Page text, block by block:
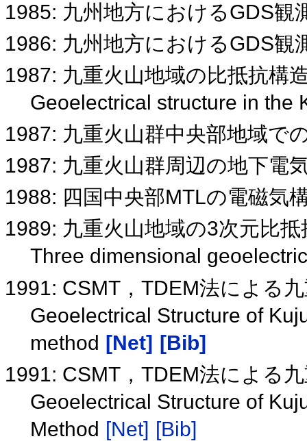
1985: 九州地方におけるGDS観
1986: 九州地方におけるGDS観
1987: 九重火山地域の比抵抗構
Geoelectrical structure in the
1987: 九重火山群中央部地域で
1987: 九重火山群周辺の地下電
1988: 四国中央部MTLの電磁気
1989: 九重火山地域の3次元比
Three dimensional
1991: CSMT，TDEM法による
Geoelectrical Structure of
method [Net] [Bib]
1991: CSMT，TDEM法による
Geoelectrical Structure of
Method [Net] [Bib]